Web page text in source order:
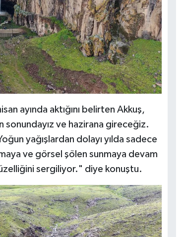
ayında aktığını belirten Akkuş,
sonundayız ve hazirana gireceğiz.
yağışlardan dolayı yılda sadece
ve görsel şölen sunmaya devam
sergiliyor." diye konuştu.